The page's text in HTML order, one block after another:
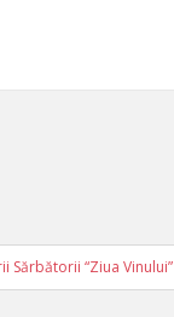
“Ziua Vinului”